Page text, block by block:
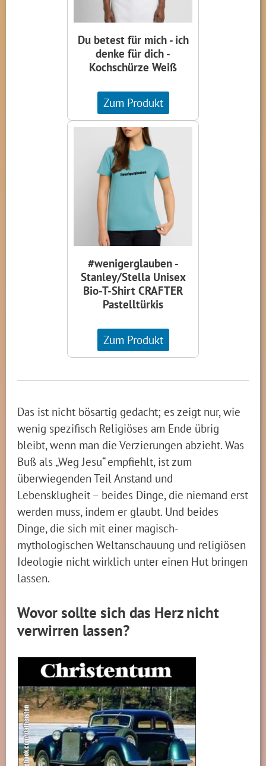
Du betest für mich - ich
denke für dich -
Kochschürze Weiß
Zum Produkt
#wenigerglauben -
Stanley/Stella Unisex
Bio-T-Shirt CRAFTER
Pastelltürkis
Zum Produkt
Das ist nicht bösartig gedacht; es zeigt nur, wie
wenig spezifisch Religiöses am Ende übrig
bleibt, wenn man die Verzierungen abzieht. Was
Buß als „Weg Jesu“ empfiehlt, ist zum
überwiegenden Teil Anstand und
Lebensklugheit – beides Dinge, die niemand erst
werden muss, indem er glaubt. Und beides
Dinge, die sich mit einer magisch-
mythologischen Weltanschauung und religiösen
Ideologie nicht wirklich unter einen Hut bringen
lassen.
Wovor sollte sich das Herz nicht
verwirren lassen?